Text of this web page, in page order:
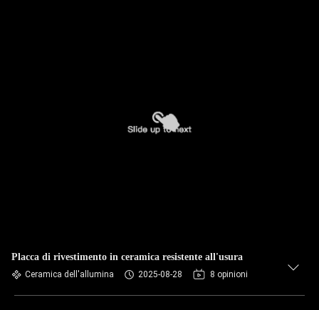
Placca di rivestimento in ceramica resistente all'usura
Ceramica dell'allumina 2025-08-28 8 opinioni